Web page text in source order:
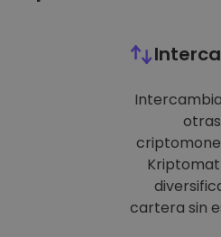
otras
cartera sin